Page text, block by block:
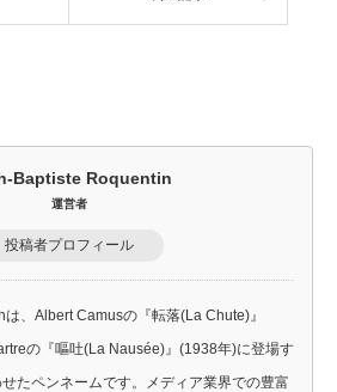
Baptiste Roquentin
運営者
投稿者プロフィール
、Albert Camusの『転落(La Chute)』
の『嘔吐(La Nausée)』(1938年)に登場す
たペンネームです。メディア業界での豊富